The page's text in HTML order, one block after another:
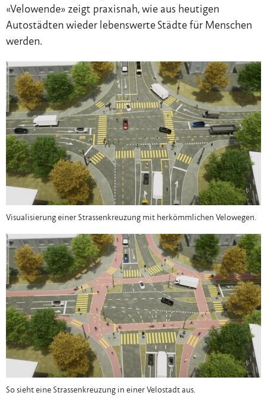
«Velowende» zeigt praxisnah, wie aus heutigen
Autostädten wieder lebenswerte Städte für Menschen
werden.
Visualisierung einer Strassenkreuzung mit herkömmlichen Velowegen.
So sieht eine Strassenkreuzung in einer Velostadt aus.